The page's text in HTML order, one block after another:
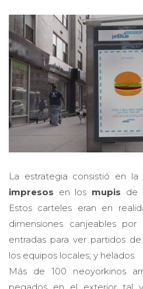
La estrategia consistió en la
impresos en los mupis de
Estos carteles eran en
dimensiones canjeables
entradas para ver partidos
los equipos locales; y helados.
Más de 100 neoyorkinos
pegados en el exterior tal